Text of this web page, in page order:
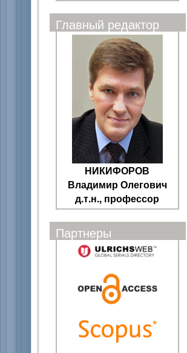
Главный редактор
НИКИФОРОВ
Владимир Олегович
д.т.н., профессор
Партнеры